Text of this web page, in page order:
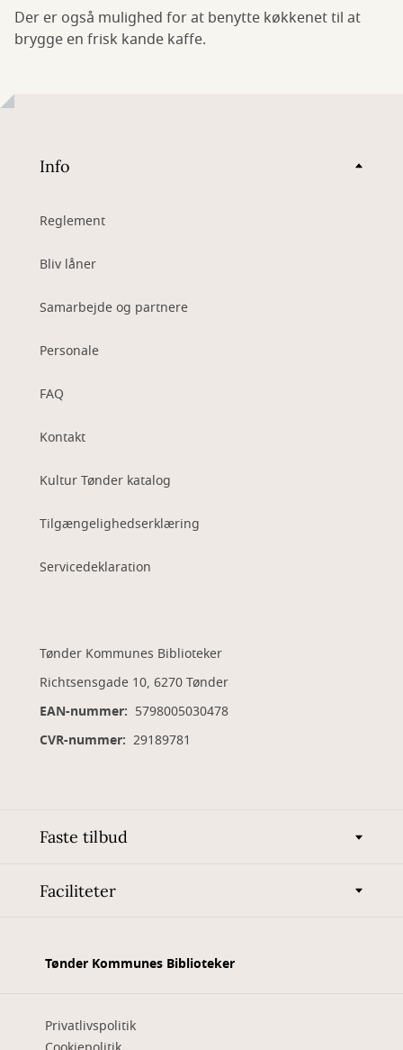
Der er også mulighed for at benytte køkkenet til at
brygge en frisk kande kaffe.
Info
Reglement
Bliv låner
Samarbejde og partnere
Personale
FAQ
Kontakt
Kultur Tønder katalog
Tilgængelighedserklæring
Servicedeklaration
Tønder Kommunes Biblioteker
Richtsensgade 10, 6270 Tønder
EAN-nummer: 5798005030478
CVR-nummer: 29189781
Faste tilbud
Faciliteter
Tønder Kommunes Biblioteker
Privatlivspolitik